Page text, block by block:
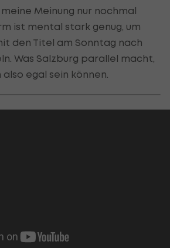
Meinung nur nochmal
ist mental stark genug, um
den Titel am Sonntag nach
Was Salzburg parallel macht,
egal sein können.